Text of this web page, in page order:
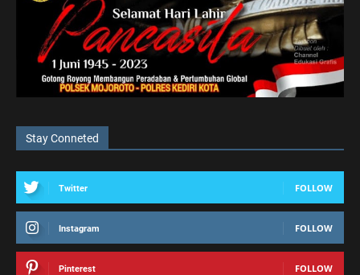
Stay Conneted
Twitter FOLLOW
Instagram FOLLOW
Pinterest FOLLOW